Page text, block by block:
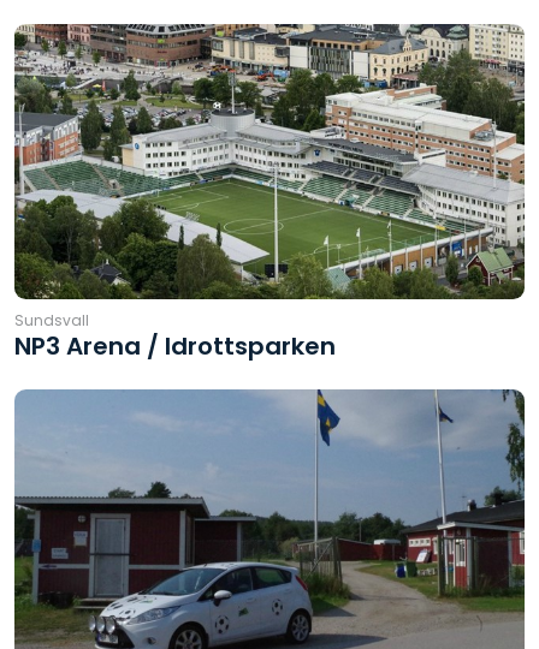
Sundsvall
NP3 Arena / Idrottsparken